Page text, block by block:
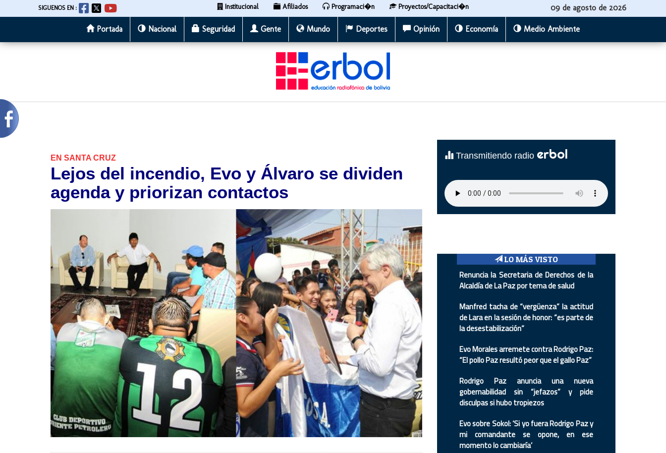
al
SIGUENOS EN : Institucional Afiliados Programaci�n Proyectos/Capacitaci�n 09 de agosto de 2026
Portada Nacional Seguridad Gente Mundo Deportes Opinión Economía Medio Ambiente
EN SANTA CRUZ
Lejos del incendio, Evo y Álvaro se dividen
agenda y priorizan contactos
Transmitiendo radio erbol
LO MÁS VISTO
Renuncia la Secretaria de Derechos de la
Alcaldía de La Paz por tema de salud
Manfred tacha de “vergüenza” la actitud
de Lara en la sesión de honor: “es parte de
la desestabilización”
Evo Morales arremete contra Rodrigo Paz:
“El pollo Paz resultó peor que el gallo Paz”
Rodrigo Paz anuncia una nueva
gobernabilidad sin “jefazos” y pide
disculpas si hubo tropiezos
Evo sobre Sokol: ‘Si yo fuera Rodrigo Paz y
mi comandante se opone, en ese
momento lo cambiaría’